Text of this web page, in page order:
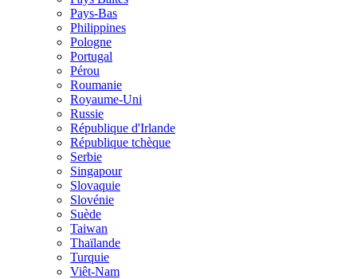
Pays-Bas
Philippines
Pologne
Portugal
Pérou
Roumanie
Royaume-Uni
Russie
République d'Irlande
République tchèque
Serbie
Singapour
Slovaquie
Slovénie
Suède
Taiwan
Thaïlande
Turquie
Viêt-Nam